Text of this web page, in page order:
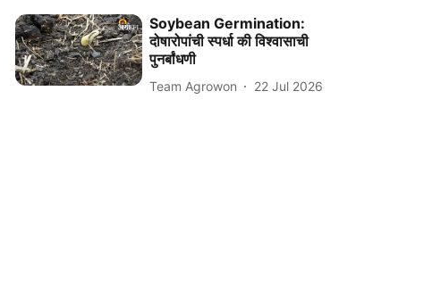
Soybean Germination:
दोषारोपांची स्पर्धा की विश्वासाची
पुनर्बांधणी
Team Agrowon 22 Jul 2026